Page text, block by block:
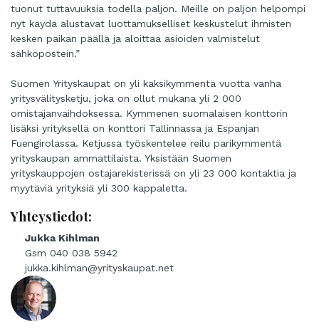
tuonut tuttavuuksia todella paljon. Meille on paljon helpompi
nyt käydä alustavat luottamukselliset keskustelut ihmisten
kesken paikan päällä ja aloittaa asioiden valmistelut
sähköpostein.”
Suomen Yrityskaupat on yli kaksikymmentä vuotta vanha
yritysvälitysketju, joka on ollut mukana yli 2 000
omistajanvaihdoksessa. Kymmenen suomalaisen konttorin
lisäksi yrityksellä on konttori Tallinnassa ja Espanjan
Fuengirolassa. Ketjussa työskentelee reilu parikymmentä
yrityskaupan ammattilaista. Yksistään Suomen
yrityskauppojen ostajarekisterissä on yli 23 000 kontaktia ja
myytäviä yrityksiä yli 300 kappaletta.
Yhteystiedot:
Jukka Kihlman
Gsm 040 038 5942
jukka.kihlman@yrityskaupat.net